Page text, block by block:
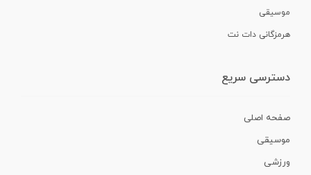
موسیقی
هرمزگانی دات نت
دسترسی سریع
صفحه اصلی
موسیقی
ورزشی